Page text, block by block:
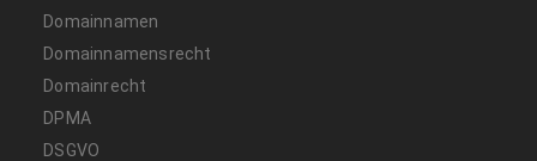
Domainnamen
Domainnamensrecht
Domainrecht
DPMA
DSGVO